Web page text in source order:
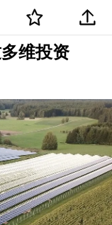
维投资